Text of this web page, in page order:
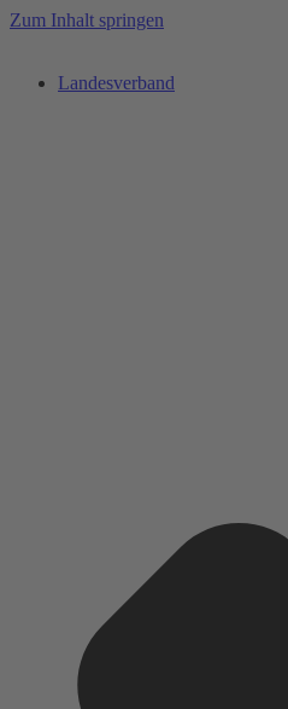
Zum Inhalt springen
Landesverband